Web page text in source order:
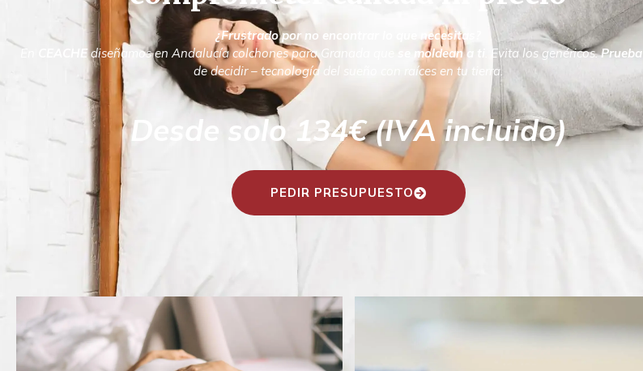
¿Frustrado por no encontrar lo que necesitas?
En
CEACHE diseñamos en Andalucía colchones para Granada que se moldean a ti . Evita los genéricos.Prueba
de decidir – tecnología del sueño con raíces en tu tierra.
Desde solo 134€ (IVA incluido)
PEDIR PRESUPUESTO